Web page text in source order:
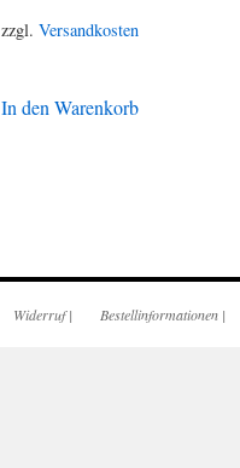
zzgl. Versandkosten
In den Warenkorb
Widerruf| Bestellinformationen |